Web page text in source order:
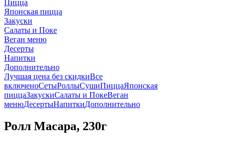
Пицца
Японская пицца
Закуски
Салаты и Поке
Веган меню
Десерты
Напитки
Дополнительно
Лучшая цена без скидкиВсе
включеноСетыРоллыСушиПиццаЯпонская
пиццаЗакускиСалаты и ПокеВеган
менюДесертыНапиткиДополнительно
Ролл Масара, 230г